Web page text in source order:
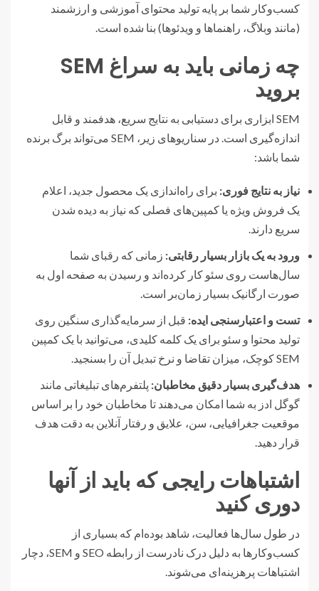
کسب‌وکار شما بر پایه تولید محتوای آموزشی و ارزشمند
(مانند وبلاگ، راهنماها و ویدئوها) بنا شده است.
چه زمانی باید به سراغ SEM
بروید
SEM ابزاری برای دستیابی به نتایج سریع، هدفمند و قابل
اندازه‌گیری است. در سناریوهای زیر، SEM می‌تواند برگ برنده
شما باشد:
نیاز به نتایج فوری: برای راه‌اندازی یک محصول جدید، اعلام
یک فروش ویژه یا کمپین‌های فصلی که نیاز به دیده شدن
سریع دارند.
ورود به یک بازار بسیار رقابتی: زمانی که رقبای شما
سال‌هاست روی سئو کار کرده‌اند و رسیدن به صفحه اول به
صورت ارگانیک بسیار زمان‌بر است.
تست و اعتبارسنجی ایده: قبل از سرمایه‌گذاری سنگین روی
تولید محتوا و سئو برای یک کلمه کلیدی، می‌توانید با یک کمپین
SEM کوچک، میزان تقاضا و نرخ تبدیل آن را بسنجید.
هدف‌گیری بسیار دقیق مخاطبان: پلتفرم‌های تبلیغاتی مانند
گوگل ادز به شما امکان می‌دهند تا مخاطبان خود را بر اساس
موقعیت جغرافیایی، سن، علایق و رفتار آنلاین به دقت هدف
قرار دهید.
اشتباهات رایجی که باید از آنها
دوری کنید
در طول سال‌ها فعالیت، شاهد بوده‌ام که بسیاری از
کسب‌وکارها به دلیل درک نادرست از رابطه SEO و SEM، دچار
اشتباهات پرهزینه‌ای می‌شوند.